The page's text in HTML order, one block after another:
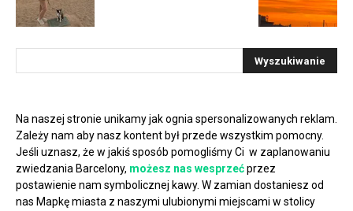
Na naszej stronie unikamy jak ognia spersonalizowanych reklam.
Zależy nam aby nasz kontent był przede wszystkim pomocny.
Jeśli uznasz, że w jakiś sposób pomogliśmy Ci w zaplanowaniu
zwiedzania Barcelony, możesz nas wesprzećprzez
postawienie nam symbolicznej kawy. W zamian dostaniesz od
nas Mapkę miasta z naszymi ulubionymi miejscami w stolicy